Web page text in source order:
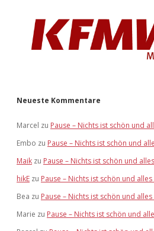
Neueste Kommentare
Marcel zu Pause – Nichts ist schön und
Embo zu Pause – Nichts ist schön und
Maik zu Pause – Nichts ist schön und
hikE zu Pause – Nichts ist schön und
Bea zu Pause – Nichts ist schön und
Marie zu Pause – Nichts ist schön und